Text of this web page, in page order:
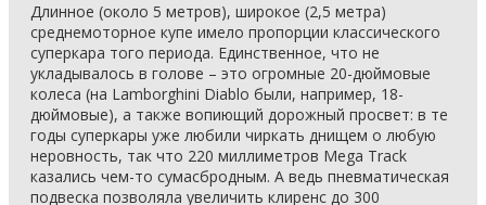
Длинное (около 5 метров), широкое (2,5 метра)
среднемоторное купе имело пропорции классического
суперкара того периода. Единственное, что не
укладывалось в голове – это огромные 20-дюймовые
колеса (на Lamborghini Diablo были, например, 18-
дюймовые), а также вопиющий дорожный просвет: в те
годы суперкары уже любили чиркать днищем о любую
неровность, так что 220 миллиметров Mega Track
казались чем-то сумасбродным. А ведь пневматическая
подвеска позволяла увеличить клиренс до 300